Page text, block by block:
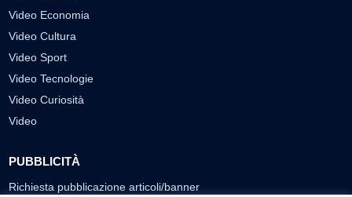
Video Economia
Video Cultura
Video Sport
Video Tecnologie
Video Curiosità
Video
PUBBLICITÀ
Richiesta pubblicazione articoli/banner